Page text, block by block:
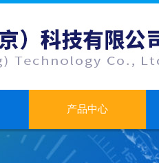
产品中心